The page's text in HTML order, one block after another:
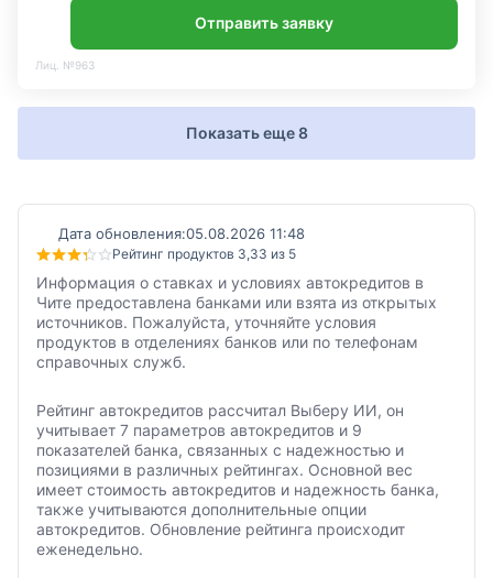
Отправить заявку
Лиц. №963
Показать еще 8
Дата обновления:05.08.2026 11:48
Рейтинг продуктов 3,33 из 5
Информация о ставках и условиях автокредитов в
Чите предоставлена банками или взята из открытых
источников. Пожалуйста, уточняйте условия
продуктов в отделениях банков или по телефонам
справочных служб.
Рейтинг автокредитов рассчитал Выберу ИИ, он
учитывает 7 параметров автокредитов и 9
показателей банка, связанных с надежностью и
позициями в различных рейтингах. Основной вес
имеет стоимость автокредитов и надежность банка,
также учитываются дополнительные опции
автокредитов. Обновление рейтинга происходит
еженедельно.